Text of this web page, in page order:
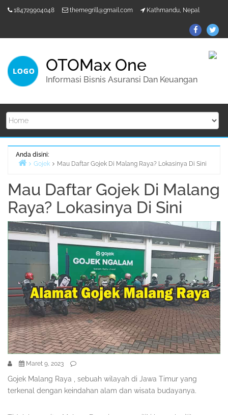
184729904048 themegrill@gmail.com Kathmandu, Nepal
OTOMax One
Informasi Bisnis Asuransi Dan Keuangan
Anda disini:
Gojek Mau Daftar Gojek Di Malang Raya? Lokasinya Di Sini
Mau Daftar Gojek Di Malang
Raya? Lokasinya Di Sini
Maret 9, 2023
Gojek Malang Raya , sebuah wilayah di Jawa Timur yang
terkenal dengan keindahan alam dan wisata budayanya.